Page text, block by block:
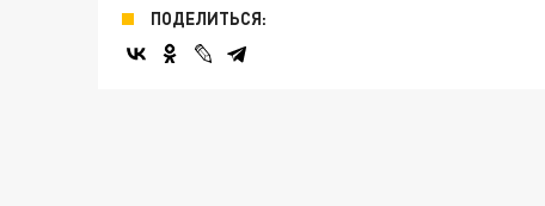
ПОДЕЛИТЬСЯ: